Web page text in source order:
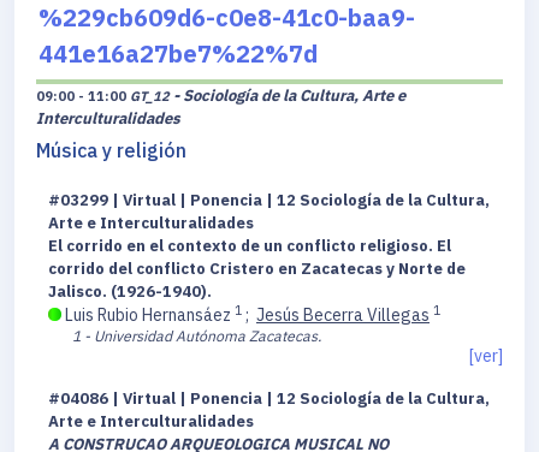
%229cb609d6-c0e8-41c0-baa9-
441e16a27be7%22%7d
09:00 - 11:00 GT_12 - Sociología de la Cultura, Arte e
Interculturalidades
Música y religión
#03299 | Virtual | Ponencia | 12 Sociología de la Cultura,
Arte e Interculturalidades
El corrido en el contexto de un conflicto religioso. El
corrido del conflicto Cristero en Zacatecas y Norte de
Jalisco. (1926-1940).
Luis Rubio Hernansáez 1 ; Jesús Becerra Villegas 1
1 - Universidad Autónoma Zacatecas.
[ver]
#04086 | Virtual | Ponencia | 12 Sociología de la Cultura,
Arte e Interculturalidades
A CONSTRUCAO ARQUEOLOGICA MUSICAL NO